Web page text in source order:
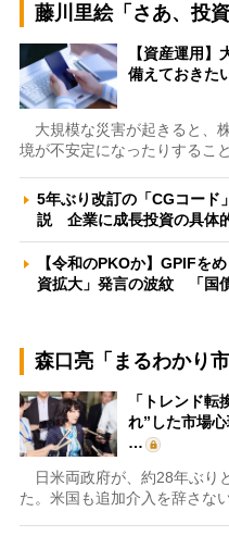
藤川里絵「さあ、投
【資産運用
備えておきた
大規模な災害が起きると、
境が不安定になったりするこ
5年ぶり改訂の「CGコード
説 企業に成長投資の具体
【令和のPKOか】GPIFを
資拡大」発言の波紋 「国
森口亮「まるわかり市
「トレンド
れ”した市場
…
日米両政府が、約28年ぶり
た。米国も追加介入を辞さな